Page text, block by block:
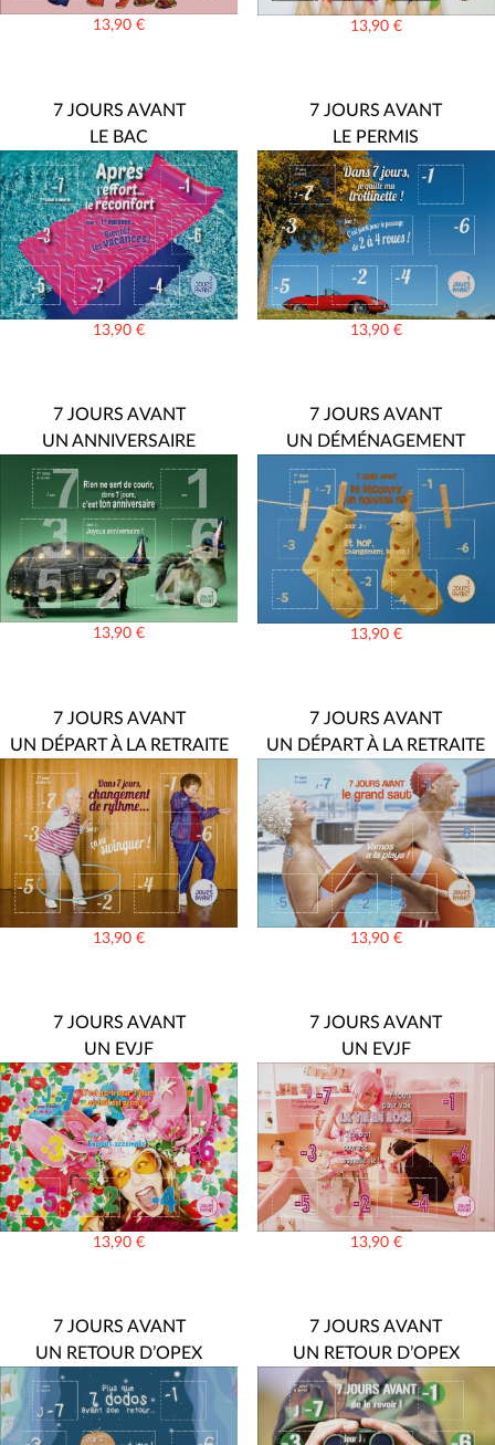
13,90€ 13,90 €
7 JOURS AVANT
LE BAC
13,90€
7 JOURS AVANT
LE PERMIS
13,90 €
7 JOURS AVANT
UN ANNIVERSAIRE
13,90€
7 JOURS AVANT
UN DÉMÉNAGEMENT
13,90 €
7 JOURS AVANT
UN DÉPART À LA RETRAITE
13,90€
7 JOURS AVANT
UN DÉPART À LA RETRAITE
13,90 €
7 JOURS AVANT
UN EVJF
13,90€
7 JOURS AVANT
UN EVJF
13,90 €
7 JOURS AVANT
UN RETOUR D’OPEX
7 JOURS AVANT
UN RETOUR D’OPEX